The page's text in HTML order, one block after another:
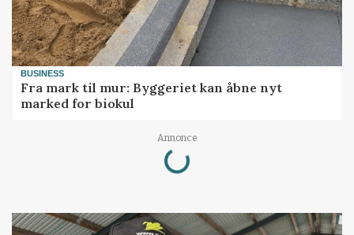
BUSINESS
Fra mark til mur: Byggeriet kan åbne nyt
marked for biokul
Annonce
Loading...